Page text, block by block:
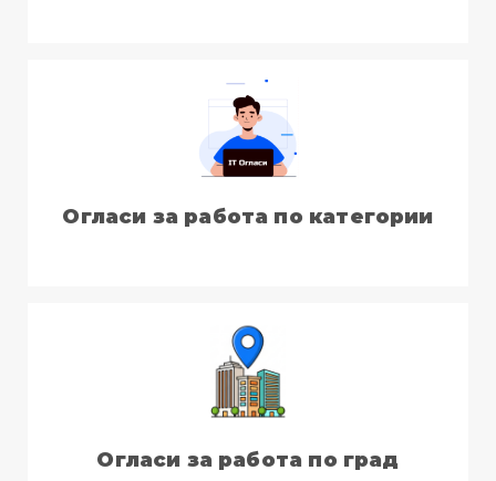
Огласи за работа по категории
Огласи за работа по град